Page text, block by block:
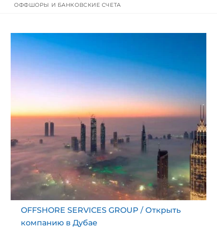
content
ОФФШОРЫ И БАНКОВСКИЕ СЧЕТА
OFFSHORE SERVICES GROUP / Открыть
компанию в Дубае